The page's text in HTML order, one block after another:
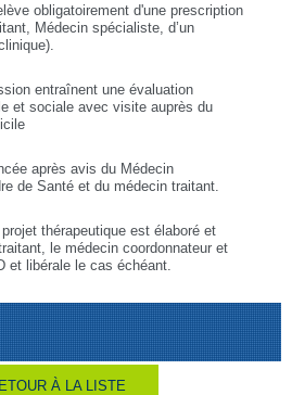
obligatoirement d'une prescription
Médecin spécialiste, d’un
entraînent une évaluation
et sociale avec visite auprès du
après avis du Médecin
de Santé et du médecin traitant.
thérapeutique est élaboré et
le médecin coordonnateur et
et libérale le cas échéant.
À LA LISTE